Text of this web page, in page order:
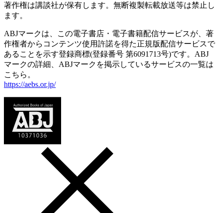
著作権は講談社が保有します。無断複製転載放送等は禁止し
ます。
ABJマークは、この電子書店・電子書籍配信サービスが、著
作権者からコンテンツ使用許諾を得た正規版配信サービスで
あることを示す登録商標(登録番号 第6091713号)です。ABJ
マークの詳細、ABJマークを掲示しているサービスの一覧は
こちら。
https://aebs.or.jp/